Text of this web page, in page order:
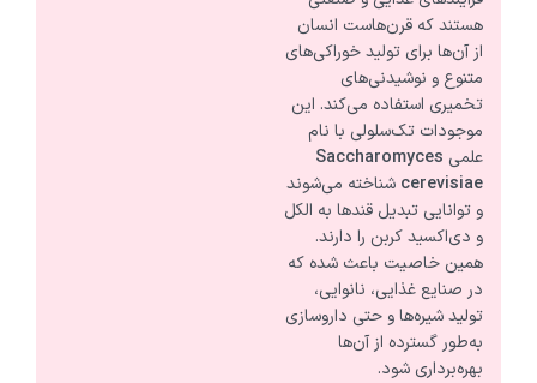
هستند که قرن‌هاست انسان
از آن‌ها برای تولید خوراکی‌های
متنوع و نوشیدنی‌های
تخمیری استفاده می‌کند. این
موجودات تک‌سلولی با نام
علمی Saccharomyces
cerevisiae شناخته می‌شوند
و توانایی تبدیل قندها به الکل
و دی‌اکسید کربن را دارند.
همین خاصیت باعث شده که
در صنایع غذایی، نانوایی،
تولید شیره‌ها و حتی داروسازی
به‌طور گسترده از آن‌ها
بهره‌برداری شود.